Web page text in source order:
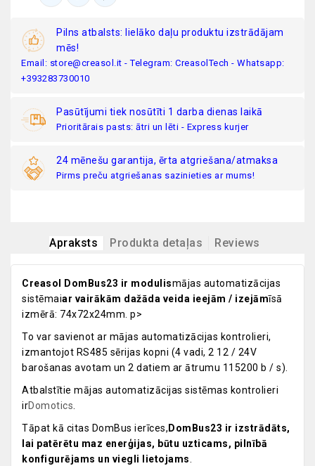
Pilns atbalsts: lielāko daļu produktu izstrādājam
mēs!
Email: store@creasol.it - Telegram: CreasolTech - Whatsapp:
+393283730010
Pasūtījumi tiek nosūtīti 1 darba dienas laikā
Prioritārais pasts: ātri un lēti - Express kurjer
24 mēnešu garantija, ērta atgriešana/atmaksa
Pirms preču atgriešanas sazinieties ar mums!
Apraksts Produkta detaļas Reviews
Creasol DomBus23 ir modulismājas automatizācijas
sistēmaiar vairākām dažāda veida ieejām / izejāmīsā
izmērā: 74x72x24mm. p>
To var savienot ar mājas automatizācijas kontrolieri,
izmantojot RS485 sērijas kopni (4 vadi, 2 12 / 24V
barošanas avotam un 2 datiem ar ātrumu 115200 b / s).
Atbalstītie mājas automatizācijas sistēmas kontrolieri
irDomotics.
Tāpat kā citas DomBus ierīces, DomBus23 ir izstrādāts,
lai patērētu maz enerģijas, būtu uzticams, pilnībā
konfigurējams un viegli lietojams.